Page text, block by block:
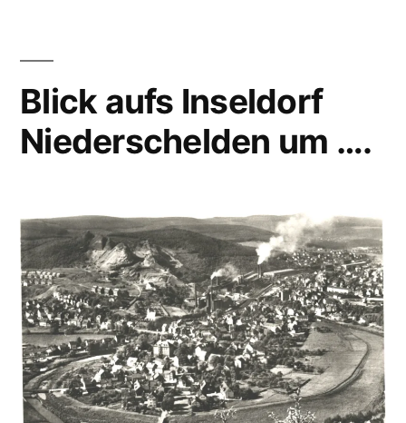
Blick aufs Inseldorf
Niederschelden um ….